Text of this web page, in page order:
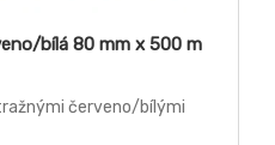
bílá 80 mm x 500 m
červeno/bílými